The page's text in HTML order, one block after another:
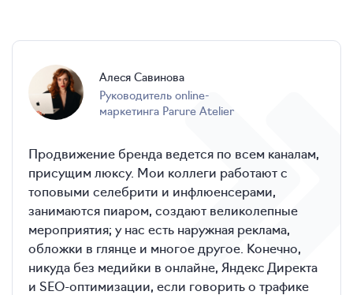
Алеся Савинова
Руководитель online-
маркетинга Parure Atelier
Продвижение бренда ведется по всем каналам,
присущим люксу. Мои коллеги работают с
топовыми селебрити и инфлюенсерами,
занимаются пиаром, создают великолепные
мероприятия; у нас есть наружная реклама,
обложки в глянце и многое другое. Конечно,
никуда без медийки в онлайне, Яндекс Директа
и SEO-оптимизации, если говорить о трафике